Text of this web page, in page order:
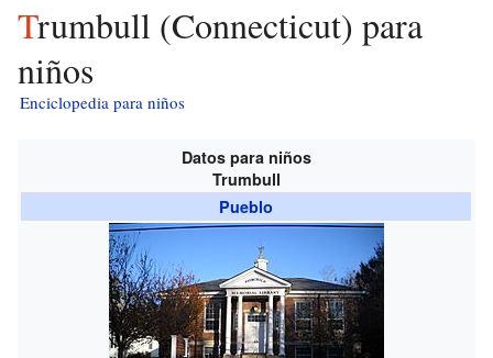
Trumbull (Connecticut) para
niños
Enciclopedia para niños
Datos para niños
Trumbull
Pueblo